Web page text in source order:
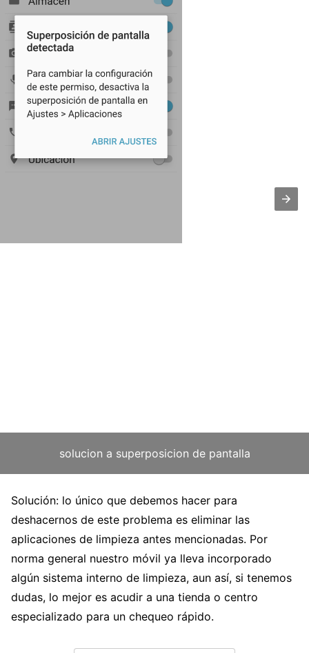
solucion a superposicion de pantalla
Solución: lo único que debemos hacer para
deshacernos de este problema es eliminar las
aplicaciones de limpieza antes mencionadas. Por
norma general nuestro móvil ya lleva incorporado
algún sistema interno de limpieza, aun así, si tenemos
dudas, lo mejor es acudir a una tienda o centro
especializado para un chequeo rápido.